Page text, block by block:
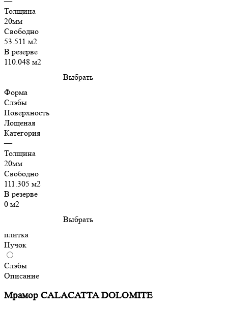
Толщина
20мм
Свободно
53.511 м2
В резерве
110.048 м2
Выбрать
Форма
Слэбы
Поверхность
Лощеная
Категория
—
Толщина
20мм
Свободно
111.305 м2
В резерве
0 м2
Выбрать
плитка
Пучок
Слэбы
Описание
Мрамор CALACATTA DOLOMITE